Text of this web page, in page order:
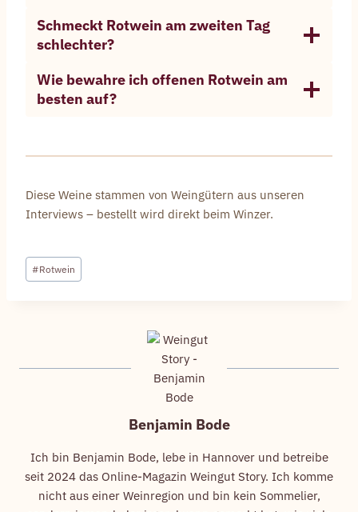
Schmeckt Rotwein am zweiten Tag
schlechter?
Wie bewahre ich offenen Rotwein am
besten auf?
Diese Weine stammen von Weingütern aus unseren
Interviews – bestellt wird direkt beim Winzer.
Schlagworte:
#Rotwein
Benjamin Bode
Ich bin Benjamin Bode, lebe in Hannover und betreibe
seit 2024 das Online-Magazin Weingut Story. Ich komme
nicht aus einer Weinregion und bin kein Sommelier,